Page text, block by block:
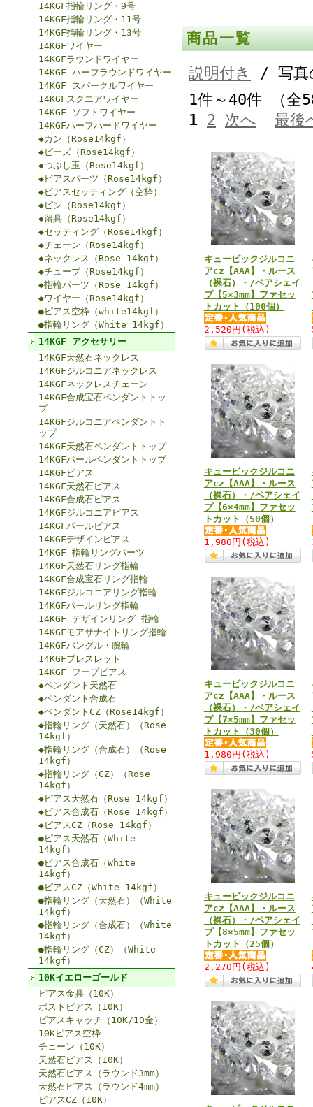
14KGF指輪リング・9号
14KGF指輪リング・11号
14KGF指輪リング・13号
14KGFワイヤー
14KGFラウンドワイヤー
14KGF ハーフラウンドワイヤー
14KGF スパークルワイヤー
14KGFスクエアワイヤー
14KGF ソフトワイヤー
14KGFハーフハードワイヤー
◆カン（Rose14kgf）
◆ビーズ（Rose14kgf）
◆つぶし玉（Rose14kgf）
◆ピアスパーツ（Rose14kgf）
◆ピアスセッティング（空枠）
◆ピン（Rose14kgf）
◆留具（Rose14kgf）
◆セッティング（Rose14kgf）
◆チェーン（Rose14kgf）
◆ネックレス（Rose 14kgf）
◆チューブ（Rose14kgf）
◆指輪パーツ（Rose 14kgf）
◆ワイヤー（Rose14kgf）
●ピアス空枠（white14kgf）
●指輪リング（White 14kgf）
14KGF アクセサリー
14KGF天然石ネックレス
14KGFジルコニアネックレス
14KGFネックレスチェーン
14KGF合成宝石ペンダントトッ
プ
14KGFジルコニアペンダントト
ップ
14KGF天然石ペンダントトップ
14KGFパールペンダントトップ
14KGFピアス
14KGF天然石ピアス
14KGF合成石ピアス
14KGFジルコニアピアス
14KGFパールピアス
14KGFデザインピアス
14KGF 指輪リングパーツ
14KGF天然石リング指輪
14KGF合成宝石リング指輪
14KGFジルコニアリング指輪
14KGFパールリング指輪
14KGF デザインリング 指輪
14KGFモアサナイトリング指輪
14KGFバングル・腕輪
14KGFブレスレット
14KGF フープピアス
◆ペンダント天然石
◆ペンダント合成石
◆ペンダントCZ（Rose14kgf）
◆指輪リング（天然石）（Rose
14kgf）
◆指輪リング（合成石）（Rose
14kgf）
◆指輪リング（CZ）（Rose
14kgf）
◆ピアス天然石（Rose 14kgf）
◆ピアス合成石（Rose 14kgf）
◆ピアスCZ（Rose 14kgf）
●ピアス天然石（White
14kgf）
●ピアス合成石（White
14kgf）
●ピアスCZ（White 14kgf）
●指輪リング（天然石）（White
14kgf）
●指輪リング（合成石）（White
14kgf）
●指輪リング（CZ）（White
14kgf）
10Kイエローゴールド
ピアス金具（10K）
ポストピアス（10K）
ピアスキャッチ（10K/10金）
10Kピアス空枠
チェーン（10K）
天然石ピアス（10K）
天然石ピアス（ラウンド3mm）
天然石ピアス（ラウンド4mm）
ピアスCZ（10K）
商品一覧
説明付き
/ 写真
1件～40件 （
1 2 次へ 最後
キュービックジルコニ
アcz【AAA】・ルース
（裸石）・/ペアシェイ
プ【5×3mm】ファセッ
トカット（100個）
2,520円 (税込)
キュービックジルコニ
アcz【AAA】・ルース
（裸石）・/ペアシェイ
プ【6×4mm】ファセッ
トカット（50個）
1,980円 (税込)
キュービックジルコニ
アcz【AAA】・ルース
（裸石）・/ペアシェイ
プ【7×5mm】ファセッ
トカット（30個）
1,980円 (税込)
キュービックジルコニ
アcz【AAA】・ルース
（裸石）・/ペアシェイ
プ【8×5mm】ファセッ
トカット（25個）
2,270円 (税込)